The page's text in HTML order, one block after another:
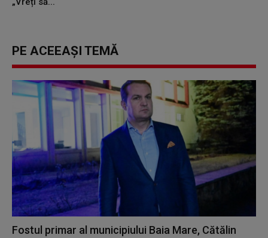
PE ACEEAȘI TEMĂ
Fostul primar al municipiului Baia Mare, Cătălin